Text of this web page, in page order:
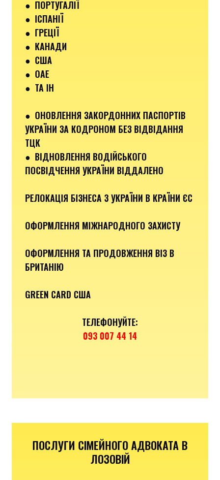
● ПОРТУГАЛІЇ
● ІСПАНІЇ
● ГРЕЦІЇ
● КАНАДИ
● США
● ОАЕ
● ТА ІН
● ОНОВЛЕННЯ ЗАКОРДОННИХ ПАСПОРТІВ
УКРАЇНИ ЗА КОДРОНОМ БЕЗ ВІДВІДАННЯ
ТЦК
● ВІДНОВЛЕННЯ ВОДІЙСЬКОГО
ПОСВІДЧЕННЯ УКРАЇНИ ВІДДАЛЕНО
РЕЛОКАЦІЯ БІЗНЕСА З УКРАЇНИ В КРАЇНИ ЄС
ОФОРМЛЕННЯ МІЖНАРОДНОГО ЗАХИСТУ
ОФОРМЛЕННЯ ТА ПРОДОВЖЕННЯ ВІЗ В
БРИТАНІЮ
GREEN CARD США
ТЕЛЕФОНУЙТЕ:
093 007 44 14
ПОСЛУГИ СІМЕЙНОГО АДВОКАТА В
ЛОЗОВІЙ